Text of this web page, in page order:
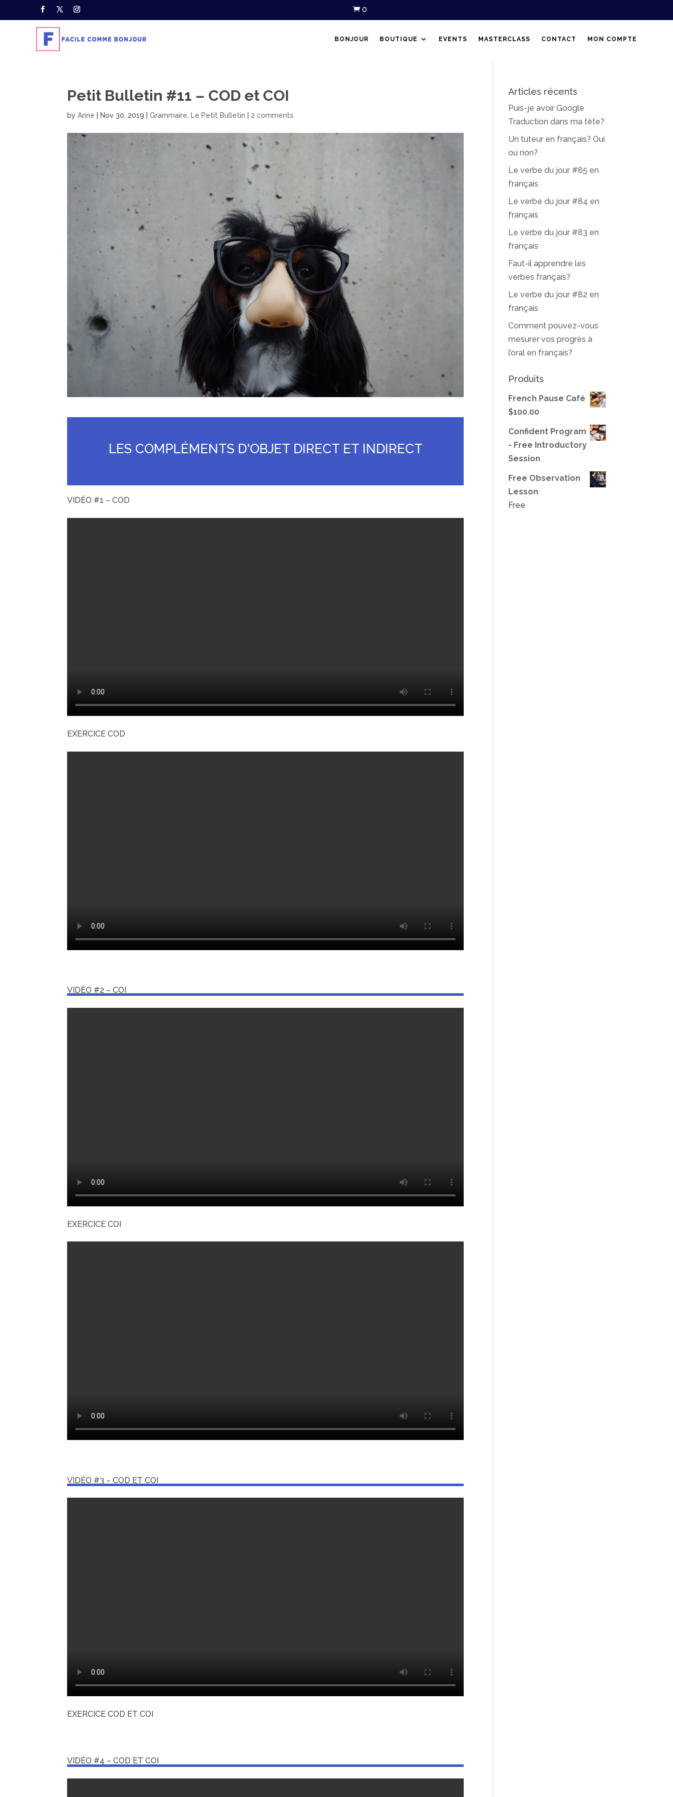
 0
BONJOUR BOUTIQUE EVENTS MASTERCLASS CONTACT MON COMPTE
Petit Bulletin #11 – COD et COI
byAnne Nov 30, 2019 |Grammaire, Le Petit Bulletin 2 comments
LES COMPLÉMENTS D'OBJET DIRECT ET INDIRECT
VIDÉO #1 – COD
EXERCICE COD
VIDÉO #2 – COI
EXERCICE COI
VIDÉO #3 – COD ET COI
EXERCICE COD ET COI
VIDÉO #4 – COD ET COI
Articles récents
Puis-je avoir Google
Traduction dans ma tête?
Un tuteur en français? Oui
ou non?
Le verbe du jour #85 en
français
Le verbe du jour #84 en
français
Le verbe du jour #83 en
français
Faut-il apprendre les
verbes français?
Le verbe du jour #82 en
français
Comment pouvez-vous
mesurer vos progrès à
l’oral en français?
Produits
French Pause Café
$100.00
Confident Program
- Free Introductory
Session
Free Observation
Lesson
Free